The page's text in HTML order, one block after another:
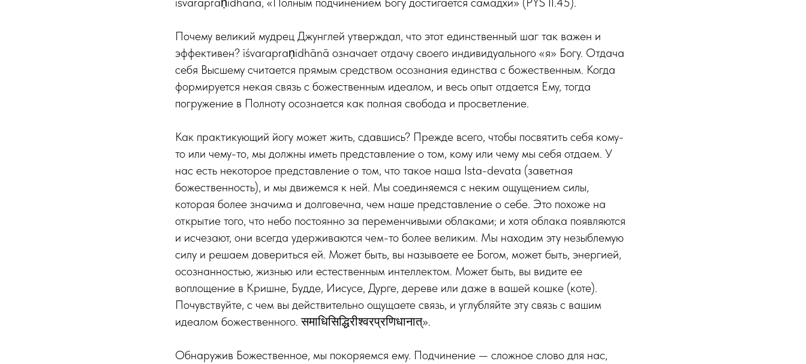
Почему великий мудрец Джунглей утверждал, что этот единственный шаг так важен и
эффективен? īśvarapraṇidhānā означает отдачу своего индивидуального «я» Богу. Отдача
себя Высшему считается прямым средством осознания единства с божественным. Когда
формируется некая связь с божественным идеалом, и весь опыт отдается Ему, тогда
погружение в Полноту осознается как полная свобода и просветление.
Как практикующий йогу может жить, сдавшись? Прежде всего, чтобы посвятить себя кому-
то или чему-то, мы должны иметь представление о том, кому или чему мы себя отдаем. У
нас есть некоторое представление о том, что такое наша Ista-devata (заветная
божественность), и мы движемся к ней. Мы соединяемся с неким ощущением силы,
которая более значима и долговечна, чем наше представление о себе. Это похоже на
открытие того, что небо постоянно за переменчивыми облаками; и хотя облака появляются
и исчезают, они всегда удерживаются чем-то более великим. Мы находим эту незыблемую
силу и решаем довериться ей. Может быть, вы называете ее Богом, может быть, энергией,
осознанностью, жизнью или естественным интеллектом. Может быть, вы видите ее
воплощение в Кришне, Будде, Иисусе, Дурге, дереве или даже в вашей кошке (коте).
Почувствуйте, с чем вы действительно ощущаете связь, и углубляйте эту связь с вашим
идеалом божественного. समाधिसिद्धिरीश्वरप्रणिधानात्».
Обнаружив Божественное, мы покоряемся ему. Подчинение — сложное слово для нас,